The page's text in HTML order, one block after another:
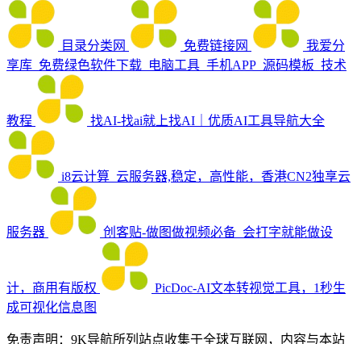
目录分类网 免费链接网
我爱分
享库_免费绿色软件下载_电脑工具_手机APP_源码模板_技术
教程 找AI-找ai就上找AI｜优质AI工具导航大全
i8云计算_云服务器,稳定，高性能，香港CN2独享云
服务器 创客贴-做图做视频必备_会打字就能做设
计，商用有版权
PicDoc-AI文本转视觉工具，1秒生
成可视化信息图
免责声明：9K导航所列站点收集于全球互联网，内容与本站